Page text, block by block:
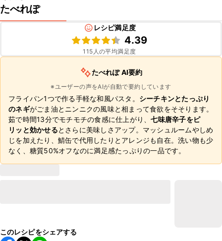
たべれぽ
レシピ満足度
4.39
115 人の平均満足度
たべれぽ AI要約
※ユーザーの声をAIが自動で要約しています
フライパン1つで作る手軽な和風パスタ。 シーチキンとたっぷり
のネギがごま油とニンニクの風味と相まって食欲をそそります。
茹で時間13分でモチモチの食感に仕上がり、七味唐辛子をピ
リッと効かせるとさらに美味しさアップ。マッシュルームやしめ
じを加えたり、鯖缶で代用したりとアレンジも自在。洗い物も少
なく、糖質50%オフなのに満足感たっぷりの一品です。
このレシピをシェアする